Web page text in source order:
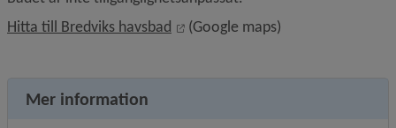
Hitta till Bredviks havsbad
Länk till annan webbplats,
(Google maps)
Mer information